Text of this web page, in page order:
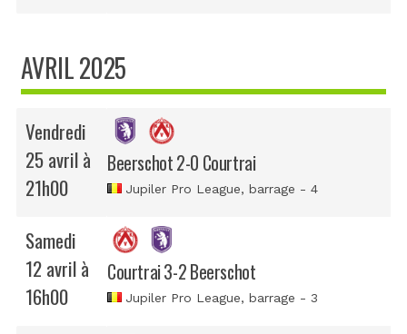
AVRIL 2025
Vendredi
25 avril à
21h00
Beerschot 2-0 Courtrai
Jupiler Pro League, barrage - 4
Samedi
12 avril à
16h00
Courtrai 3-2 Beerschot
Jupiler Pro League, barrage - 3